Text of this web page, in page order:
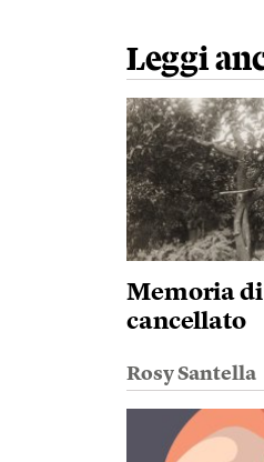
Leggi
Memoria di
cancellato
Rosy Santella